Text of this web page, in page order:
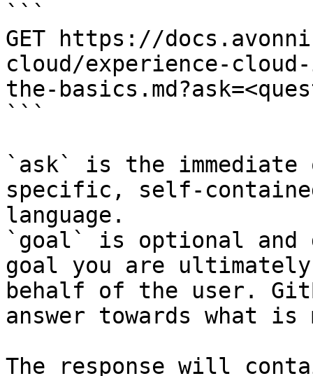
```
GET https://
cloud/experience-
the-
```
`ask` is the
specific, self-
language.
`goal` is optional and
goal you are
behalf of the user.
answer towards what
The response will